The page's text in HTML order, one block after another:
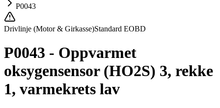
P0043
Drivlinje (Motor & Girkasse)Standard EOBD
P0043 - Oppvarmet
oksygensensor (HO2S) 3, rekke
1, varmekrets lav